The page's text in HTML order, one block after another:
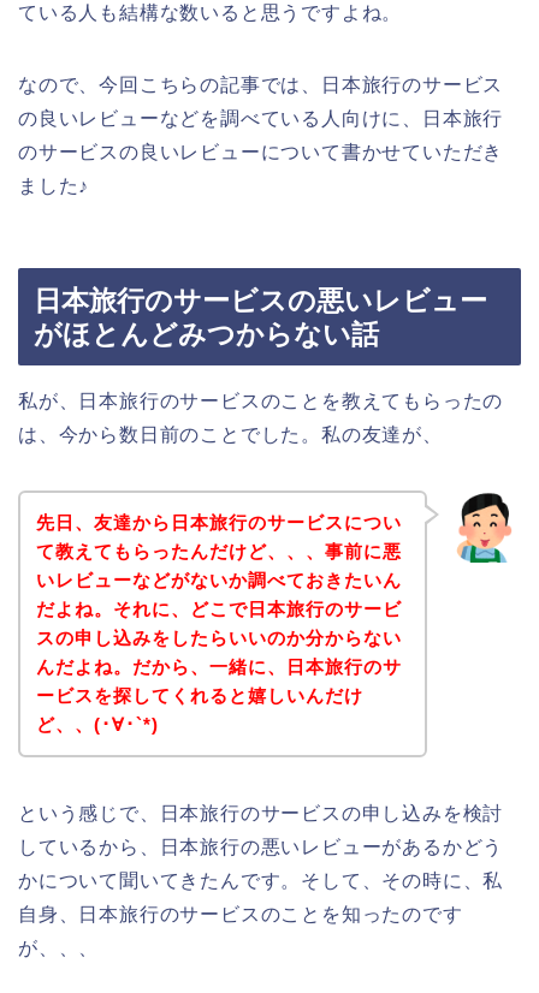
ている人も結構な数いると思うですよね。
なので、今回こちらの記事では、日本旅行のサービス
の良いレビューなどを調べている人向けに、日本旅行
のサービスの良いレビューについて書かせていただき
ました♪
日本旅行のサービスの悪いレビュー
がほとんどみつからない話
私が、日本旅行のサービスのことを教えてもらったの
は、今から数日前のことでした。私の友達が、
先日、友達から日本旅行のサービスについ
て教えてもらったんだけど、、、事前に悪
いレビューなどがないか調べておきたいん
だよね。それに、どこで日本旅行のサービ
スの申し込みをしたらいいのか分からない
んだよね。だから、一緒に、日本旅行のサ
ービスを探してくれると嬉しいんだけ
ど、、(･∀･`*)
という感じで、日本旅行のサービスの申し込みを検討
しているから、日本旅行の悪いレビューがあるかどう
かについて聞いてきたんです。そして、その時に、私
自身、日本旅行のサービスのことを知ったのです
が、、、